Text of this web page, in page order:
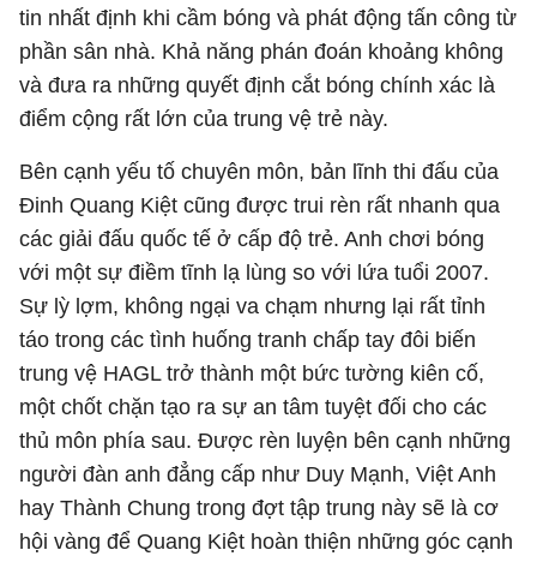
tin nhất định khi cầm bóng và phát động tấn công từ
phần sân nhà. Khả năng phán đoán khoảng không
và đưa ra những quyết định cắt bóng chính xác là
điểm cộng rất lớn của trung vệ trẻ này.
Bên cạnh yếu tố chuyên môn, bản lĩnh thi đấu của
Đinh Quang Kiệt cũng được trui rèn rất nhanh qua
các giải đấu quốc tế ở cấp độ trẻ. Anh chơi bóng
với một sự điềm tĩnh lạ lùng so với lứa tuổi 2007.
Sự lỳ lợm, không ngại va chạm nhưng lại rất tỉnh
táo trong các tình huống tranh chấp tay đôi biến
trung vệ HAGL trở thành một bức tường kiên cố,
một chốt chặn tạo ra sự an tâm tuyệt đối cho các
thủ môn phía sau. Được rèn luyện bên cạnh những
người đàn anh đẳng cấp như Duy Mạnh, Việt Anh
hay Thành Chung trong đợt tập trung này sẽ là cơ
hội vàng để Quang Kiệt hoàn thiện những góc cạnh